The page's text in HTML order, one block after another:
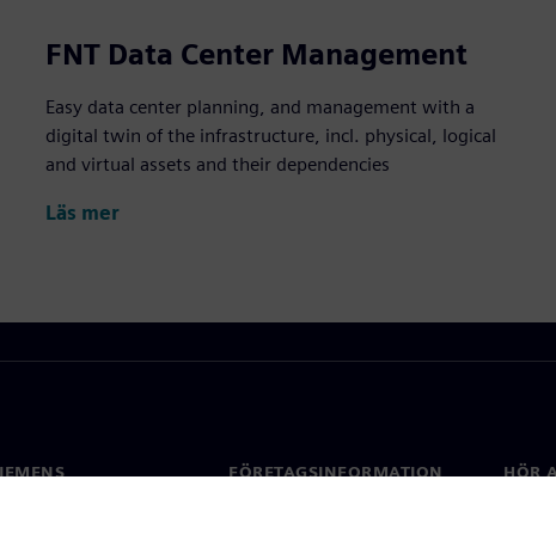
FNT Data Center Management
Easy data center planning, and management with a
digital twin of the infrastructure, incl. physical, logical
and virtual assets and their dependencies
Läs mer
FÖRETAGSINFORMATION HÖR